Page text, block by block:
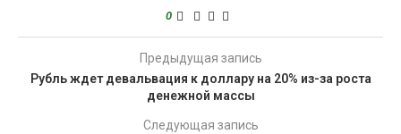
0
Предыдущая запись
Рубль ждет девальвация к доллару на 20% из-за роста
денежной массы
Следующая запись